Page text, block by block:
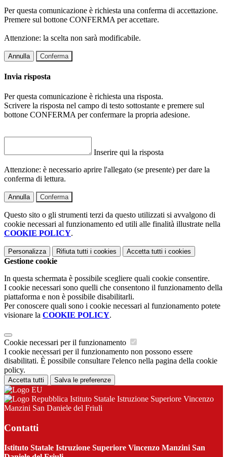
Per questa comunicazione è richiesta una conferma di accettazione.
Premere sul bottone CONFERMA per accettare.
Attenzione: la scelta non sarà modificabile.
Annulla Conferma
Invia risposta
Per questa comunicazione è richiesta una risposta.
Scrivere la risposta nel campo di testo sottostante e premere sul
bottone CONFERMA per confermare la propria adesione.
Inserire qui la risposta
Attenzione: è necessario aprire l'allegato (se presente) per dare la
conferma di lettura.
Annulla Conferma
Questo sito o gli strumenti terzi da questo utilizzati si avvalgono di
cookie necessari al funzionamento ed utili alle finalità illustrate nella
COOKIE POLICY.
Personalizza Rifiuta tutti i cookies Accetta tutti i cookies
Gestione cookie
In questa schermata è possibile scegliere quali cookie consentire.
I cookie necessari sono quelli che consentono il funzionamento della
piattaforma e non è possibile disabilitarli.
Per conoscere quali sono i cookie necessari al funzionamento potete
visionare la COOKIE POLICY.
Cookie necessari per il funzionamento
I cookie necessari per il funzionamento non possono essere
disabilitati. È possibile consultare l'elenco nella pagina della cookie
policy.
Accetta tutti Salva le preferenze
Istituto Statale Istruzione Superiore Vincenzo
Manzini San Daniele del Friuli
Contatti
Istituto Statale Istruzione Superiore Vincenzo Manzini San